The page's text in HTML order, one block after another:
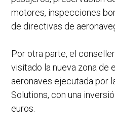
motores, inspecciones
de directivas de
Por otra parte, el
visitado la nueva zona de
aeronaves ejecutada por
Solutions, con una
euros.